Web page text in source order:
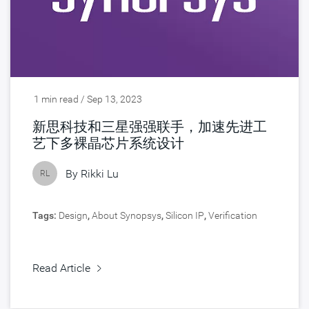
1 min read / Sep 13, 2023
新思科技和三星强强联手，加速先进工
艺下多裸晶芯片系统设计
RL By Rikki Lu
Tags: Design,About Synopsys,Silicon IP,Verification
Read Article